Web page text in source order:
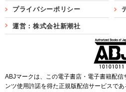
プライバシーポリシー
運営：株式会社新潮社
ABJマークは、この電子書店・電子書籍配
ンツ使用許諾を得た正規版配信サービスで